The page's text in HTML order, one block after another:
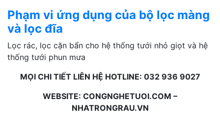
Phạm vi ứng dụng của bộ lọc màng
và lọc đĩa
Lọc rác, lọc cặn bẩn cho hệ thống tưới nhỏ giọt và hệ
thống tưới phun mưa
MỌI CHI TIẾT LIÊN HỆ HOTLINE: 032 936 9027
WEBSITE: CONGNGHETUOI.COM –
NHATRONGRAU.VN